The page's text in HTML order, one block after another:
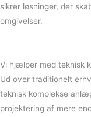
sikrer løsninger, der
omgivelser.
Vi hjælper med teknisk
Ud over traditionelt
teknisk komplekse
projektering af mere